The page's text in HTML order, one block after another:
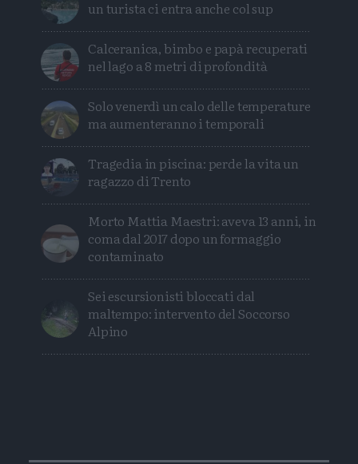
un turista ci entra anche col sup
Calceranica, bimbo e papà recuperati
nel lago a 8 metri di profondità
Solo venerdì un calo delle temperature
ma aumenteranno i temporali
Tragedia in piscina: perde la vita un
ragazzo di Trento
Morto Mattia Maestri: aveva 13 anni, in
coma dal 2017 dopo un formaggio
contaminato
Sei escursionisti bloccati dal
maltempo: intervento del Soccorso
Alpino